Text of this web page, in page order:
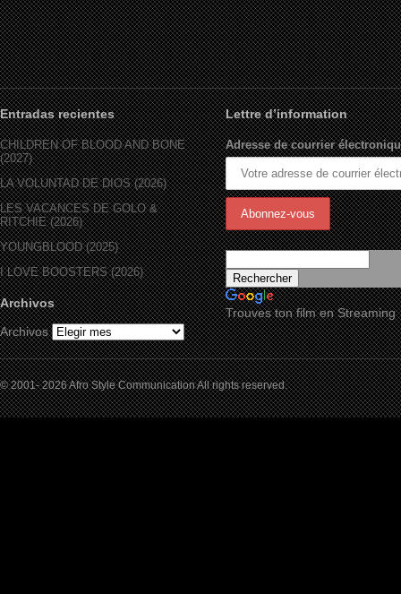
Entradas recientes
CHILDREN OF BLOOD AND BONE
(2027)
LA VOLUNTAD DE DIOS (2026)
LES VACANCES DE GOLO &
RITCHIE (2026)
YOUNGBLOOD (2025)
I LOVE BOOSTERS (2026)
Archivos
Archivos
Lettre d’information
Adresse de courrier
Trouves ton film en Streaming
© 2001- 2026 Afro Style Communication All rights reserved.